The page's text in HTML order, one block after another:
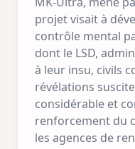
projet visait à
contrôle mental
dont le LSD,
à leur insu, civils
révélations
considérable et
renforcement du
les agences de